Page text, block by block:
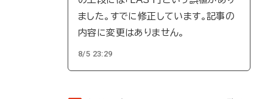
ました。すでに修正しています。記事の
内容に変更はありません。
8/5 23:29